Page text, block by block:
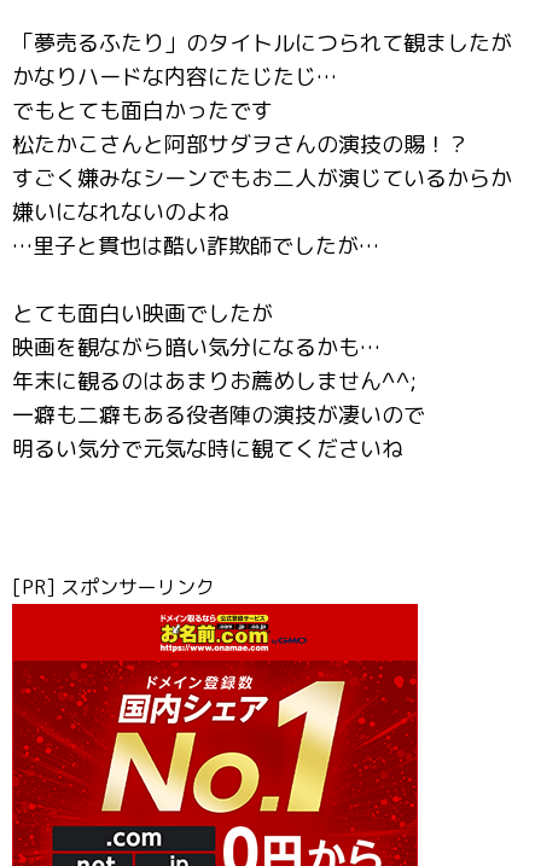
「夢売るふたり」のタイトルにつられて観ましたが
かなりハードな内容にたじたじ…
でもとても面白かったです
松たかこさんと阿部サダヲさんの演技の賜！？
すごく嫌みなシーンでもお二人が演じているからか
嫌いになれないのよね
…里子と貫也は酷い詐欺師でしたが…
とても面白い映画でしたが
映画を観ながら暗い気分になるかも…
年末に観るのはあまりお薦めしません^^;
一癖も二癖もある役者陣の演技が凄いので
明るい気分で元気な時に観てくださいね
[PR] スポンサーリンク